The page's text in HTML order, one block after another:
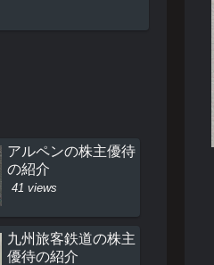
アルペンの株主優待
の紹介
41 views
九州旅客鉄道の株主
優待の紹介